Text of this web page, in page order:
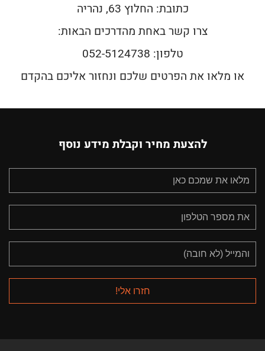
כתובת: החלוץ 63, נהריה
צרו קשר באחת מהדרכים הבאות:
טלפון: 052-5124738
או מלאו את הפרטים שלכם ונחזור אליכם בהקדם
להצעת מחיר וקבלת מידע נוסף